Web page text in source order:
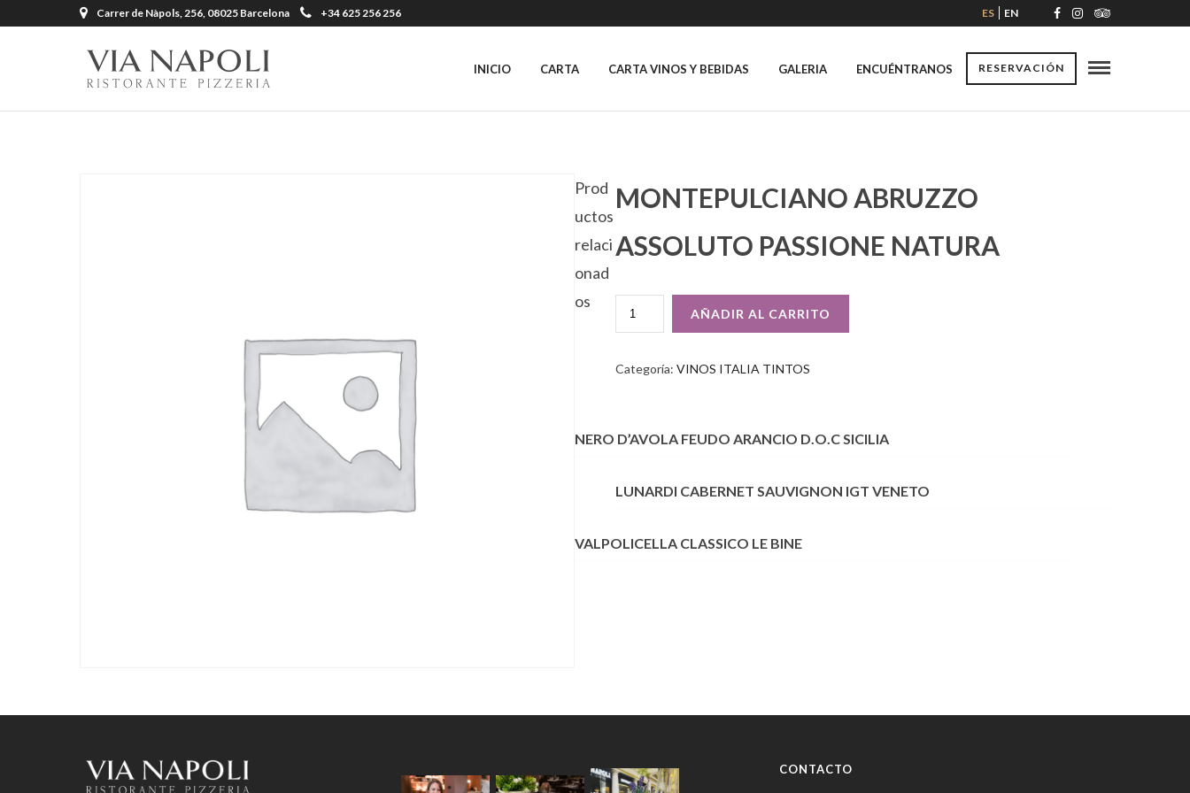
Carrer de Nàpols, 256, 08025 Barcelona +34 625 256 256 ES EN
RESERVACIÓN
INICIO CARTA CARTA VINOS Y BEBIDAS GALERIA ENCUÉNTRANOS
MONTEPULCIANO ABRUZZO
ASSOLUTO PASSIONE NATURA
PASSIONE
AÑADIR AL CARRITO
Categoría:VINOS ITALIA TINTOS
Prod
uctos
relaci
onad
os
NERO D’AVOLA FEUDO ARANCIO D.O.C SICILIA
LUNARDI CABERNET SAUVIGNON IGT VENETO
VALPOLICELLA CLASSICO LE BINE
CONTACTO